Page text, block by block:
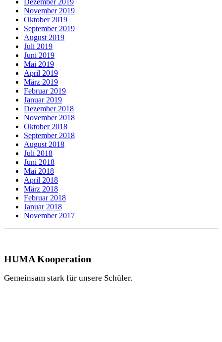
Dezember 2019
November 2019
Oktober 2019
September 2019
August 2019
Juli 2019
Juni 2019
Mai 2019
April 2019
März 2019
Februar 2019
Januar 2019
Dezember 2018
November 2018
Oktober 2018
September 2018
August 2018
Juli 2018
Juni 2018
Mai 2018
April 2018
März 2018
Februar 2018
Januar 2018
November 2017
HUMA Kooperation
Gemeinsam stark für unsere Schüler.